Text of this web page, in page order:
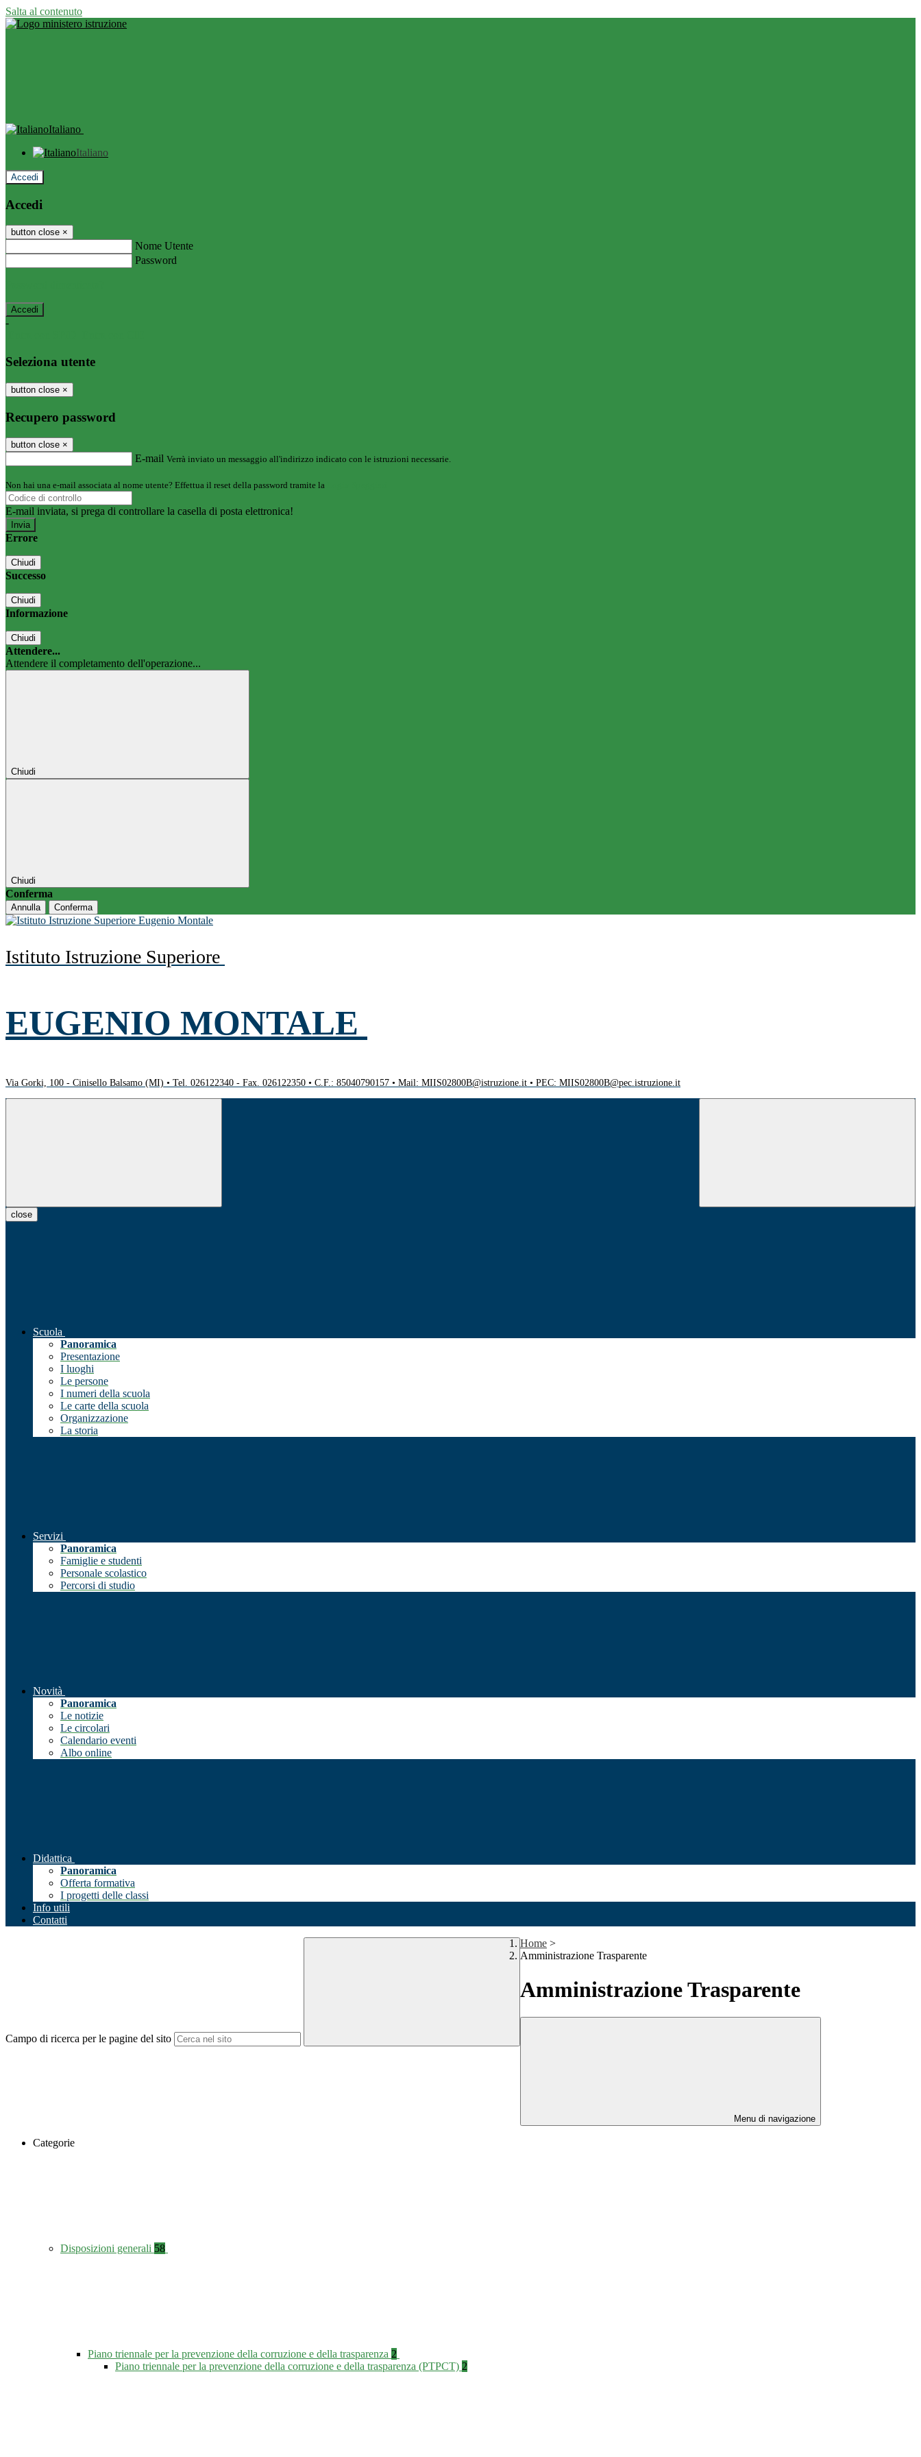
Salta al contenuto
Italiano
Italiano
Accedi
Accedi
button close ×
Nome Utente
Password
-
Seleziona utente
button close ×
Recupero password
button close ×
E-mail Verrà inviato un messaggio all'indirizzo indicato con le istruzioni necessarie.
Non hai una e-mail associata al nome utente? Effettua il reset della password tramite la
E-mail inviata, si prega di controllare la casella di posta elettronica!
Errore
Chiudi
Successo
Chiudi
Informazione
Chiudi
Attendere...
Attendere il completamento dell'operazione...
Chiudi
Chiudi
Conferma
Annulla Conferma
Istituto Istruzione Superiore
EUGENIO MONTALE
Via Gorki, 100 - Cinisello Balsamo (MI) • Tel. 026122340 - Fax. 026122350 • C.F.: 85040790157 • Mail: MIIS02800B@istruzione.it • PEC: MIIS02800B@pec.istruzione.it
close
Scuola
Panoramica
Presentazione
I luoghi
Le persone
I numeri della scuola
Le carte della scuola
Organizzazione
La storia
Servizi
Panoramica
Famiglie e studenti
Personale scolastico
Percorsi di studio
Novità
Panoramica
Le notizie
Le circolari
Calendario eventi
Albo online
Didattica
Panoramica
Offerta formativa
I progetti delle classi
Info utili
Contatti
Campo di ricerca per le pagine del sito
Home >
Amministrazione Trasparente
Amministrazione Trasparente
Menu di navigazione
Categorie
Disposizioni generali 58
Piano triennale per la prevenzione della corruzione e della trasparenza 2
Piano triennale per la prevenzione della corruzione e della trasparenza (PTPCT) 2